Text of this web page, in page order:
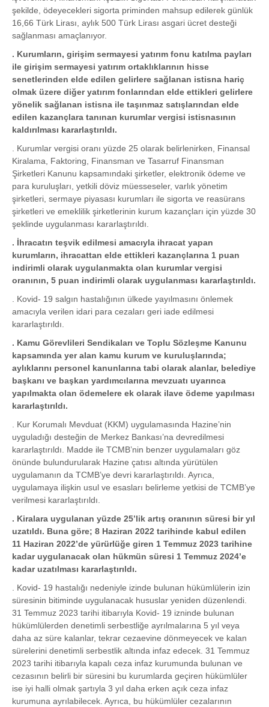
şekilde, ödeyecekleri sigorta priminden mahsup edilerek günlük
16,66 Türk Lirası, aylık 500 Türk Lirası asgari ücret desteği
sağlanması amaçlanıyor.
. Kurumların, girişim sermayesi yatırım fonu katılma payları
ile girişim sermayesi yatırım ortaklıklarının hisse
senetlerinden elde edilen gelirlere sağlanan istisna hariç
olmak üzere diğer yatırım fonlarından elde ettikleri gelirlere
yönelik sağlanan istisna ile taşınmaz satışlarından elde
edilen kazançlara tanınan kurumlar vergisi istisnasının
kaldırılması kararlaştırıldı.
. Kurumlar vergisi oranı yüzde 25 olarak belirlenirken, Finansal
Kiralama, Faktoring, Finansman ve Tasarruf Finansman
Şirketleri Kanunu kapsamındaki şirketler, elektronik ödeme ve
para kuruluşları, yetkili döviz müesseseler, varlık yönetim
şirketleri, sermaye piyasası kurumları ile sigorta ve reasürans
şirketleri ve emeklilik şirketlerinin kurum kazançları için yüzde 30
şeklinde uygulanması kararlaştırıldı.
. İhracatın teşvik edilmesi amacıyla ihracat yapan
kurumların, ihracattan elde ettikleri kazançlarına 1 puan
indirimli olarak uygulanmakta olan kurumlar vergisi
oranının, 5 puan indirimli olarak uygulanması kararlaştırıldı.
. Kovid- 19 salgın hastalığının ülkede yayılmasını önlemek
amacıyla verilen idari para cezaları geri iade edilmesi
kararlaştırıldı.
. Kamu Görevlileri Sendikaları ve Toplu Sözleşme Kanunu
kapsamında yer alan kamu kurum ve kuruluşlarında;
aylıklarını personel kanunlarına tabi olarak alanlar, belediye
başkanı ve başkan yardımcılarına mevzuatı uyarınca
yapılmakta olan ödemelere ek olarak ilave ödeme yapılması
kararlaştırıldı.
. Kur Korumalı Mevduat (KKM) uygulamasında Hazine’nin
uyguladığı desteğin de Merkez Bankası’na devredilmesi
kararlaştırıldı. Madde ile TCMB’nin benzer uygulamaları göz
önünde bulundurularak Hazine çatısı altında yürütülen
uygulamanın da TCMB’ye devri kararlaştırıldı. Ayrıca,
uygulamaya ilişkin usul ve esasları belirleme yetkisi de TCMB’ye
verilmesi kararlaştırıldı.
. Kiralara uygulanan yüzde 25’lik artış oranının süresi bir yıl
uzatıldı. Buna göre; 8 Haziran 2022 tarihinde kabul edilen
11 Haziran 2022’de yürürlüğe giren 1 Temmuz 2023 tarihine
kadar uygulanacak olan hükmün süresi 1 Temmuz 2024’e
kadar uzatılması kararlaştırıldı.
. Kovid- 19 hastalığı nedeniyle izinde bulunan hükümlülerin izin
süresinin bitiminde uygulanacak hususlar yeniden düzenlendi.
31 Temmuz 2023 tarihi itibarıyla Kovid- 19 izninde bulunan
hükümlülerden denetimli serbestliğe ayrılmalarına 5 yıl veya
daha az süre kalanlar, tekrar cezaevine dönmeyecek ve kalan
sürelerini denetimli serbestlik altında infaz edecek. 31 Temmuz
2023 tarihi itibarıyla kapalı ceza infaz kurumunda bulunan ve
cezasının belirli bir süresini bu kurumlarda geçiren hükümlüler
ise iyi halli olmak şartıyla 3 yıl daha erken açık ceza infaz
kurumuna ayrılabilecek. Ayrıca, bu hükümlüler cezalarının